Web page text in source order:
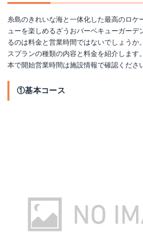
糸島のきれいな海と一体化した最高のロケ
ューを楽しめるざうおバーベキューガーデ
るのは料金と営業時間ではないでしょうか
スプランの種類の内容と料金を紹介します
本で開始営業時間は施設情報で確認くださ
①基本コース